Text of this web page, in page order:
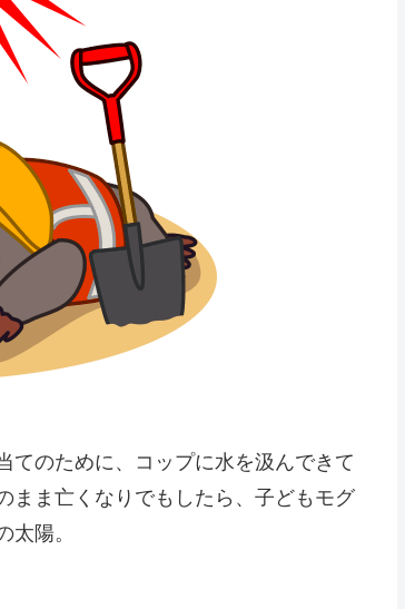
てのために、コップに水を汲んできて
まま亡くなりでもしたら、子どもモグ
陽。